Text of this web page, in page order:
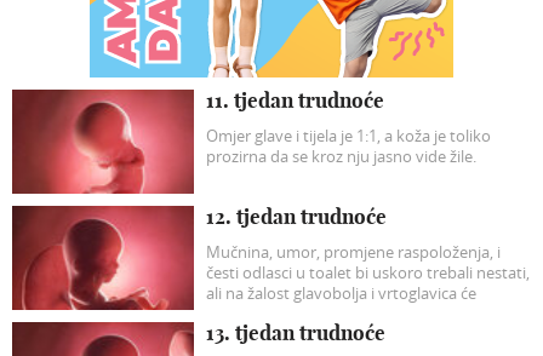
11. tjedan trudnoće
Omjer glave i tijela je 1:1, a koža je toliko
prozirna da se kroz nju jasno vide žile.
12. tjedan trudnoće
Mučnina, umor, promjene raspoloženja, i
česti odlasci u toalet bi uskoro trebali nestati,
ali na žalost glavobolja i vrtoglavica će
13. tjedan trudnoće